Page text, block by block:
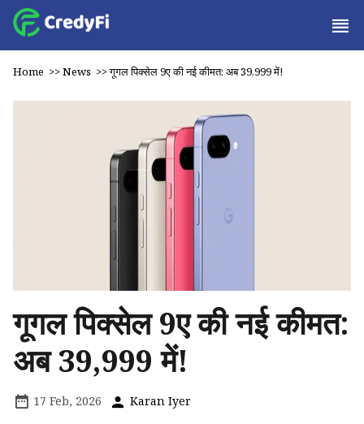
Home >>News >>गूगल पिक्सेल 9ए की नई कीमत: अब ₹39,999 में!
गूगल पिक्सेल 9ए की नई कीमत:
अब ₹39,999 में!
17 Feb, 2026 Karan Iyer